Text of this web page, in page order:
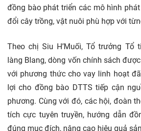
đồng bào phát triển các mô hình
đổi cây trồng, vật nuôi phù hợp với
Theo chị Siu H’Muối, Tổ trưởng Tổ
làng Blang, dòng vốn chính sách
với phương thức cho vay linh hoạt
lợi cho đồng bào DTTS tiếp cận
phương. Cùng với đó, các hội, đoàn
tích cực tuyên truyền, hướng dẫn
đúng mục đích, nâng cao hiệu quả